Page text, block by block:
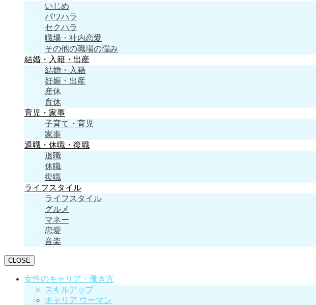
いじめ
パワハラ
セクハラ
職場・社内恋愛
その他の職場の悩み
結婚・入籍・出産
結婚・入籍
妊娠・出産
産休
育休
育児・家事
子育て・育児
家事
退職・休職・復職
退職
休職
復職
ライフスタイル
ライフスタイル
グルメ
マネー
恋愛
音楽
CLOSE
女性のキャリア・働き方
スキルアップ
キャリア ウーマン